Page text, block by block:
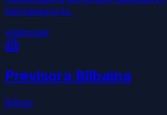
bancaseguros.
vidahogar
Previsora Bilbaina
Bilbao